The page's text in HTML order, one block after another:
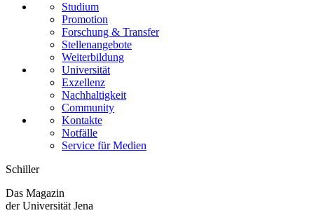
Studium
Promotion
Forschung & Transfer
Stellenangebote
Weiterbildung
Universität
Exzellenz
Nachhaltigkeit
Community
Kontakte
Notfälle
Service für Medien
Schiller
Das Magazin
der Universität Jena